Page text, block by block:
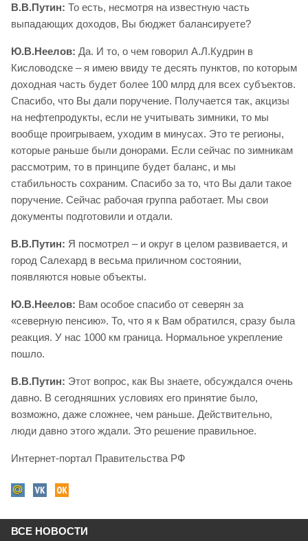
В.В.Путин: То есть, несмотря на известную часть
выпадающих доходов, Вы бюджет балансируете?
Ю.В.Неелов: Да. И то, о чем говорил А.Л.Кудрин в
Кисловодске – я имею ввиду те десять пунктов, по которым
доходная часть будет более 100 млрд для всех субъектов.
Спасибо, что Вы дали поручение. Получается так, акцизы
на нефтепродукты, если не учитывать зимники, то мы
вообще проигрываем, уходим в минусах. Это те регионы,
которые раньше были донорами. Если сейчас по зимникам
рассмотрим, то в принципе будет баланс, и мы
стабильность сохраним. Спасибо за то, что Вы дали такое
поручение. Сейчас рабочая группа работает. Мы свои
документы подготовили и отдали.
В.В.Путин: Я посмотрел – и округ в целом развивается, и
город Салехард в весьма приличном состоянии,
появляются новые объекты.
Ю.В.Неелов: Вам особое спасибо от северян за
«северную пенсию». То, что я к Вам обратился, сразу была
реакция. У нас 1000 км граница. Нормальное укрепление
пошло.
В.В.Путин: Этот вопрос, как Вы знаете, обсуждался очень
давно. В сегодняшних условиях его принятие было,
возможно, даже сложнее, чем раньше. Действительно,
люди давно этого ждали. Это решение правильное.
Интернет-портал Правительства РФ
ВСЕ НОВОСТИ